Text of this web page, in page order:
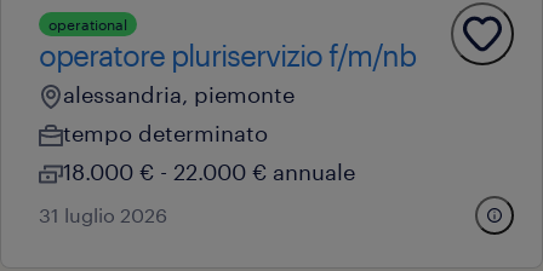
operational
operatore pluriservizio f/m/nb
alessandria, piemonte
tempo determinato
18.000 € - 22.000 € annuale
31 luglio 2026